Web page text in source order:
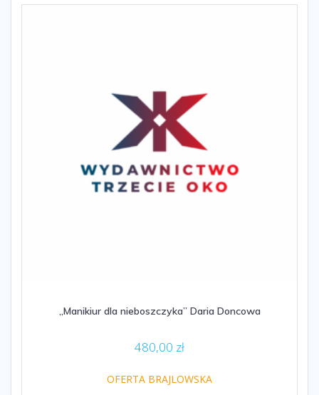
„Manikiur dla nieboszczyka” Daria Doncowa
480,00 zł
OFERTA BRAJLOWSKA